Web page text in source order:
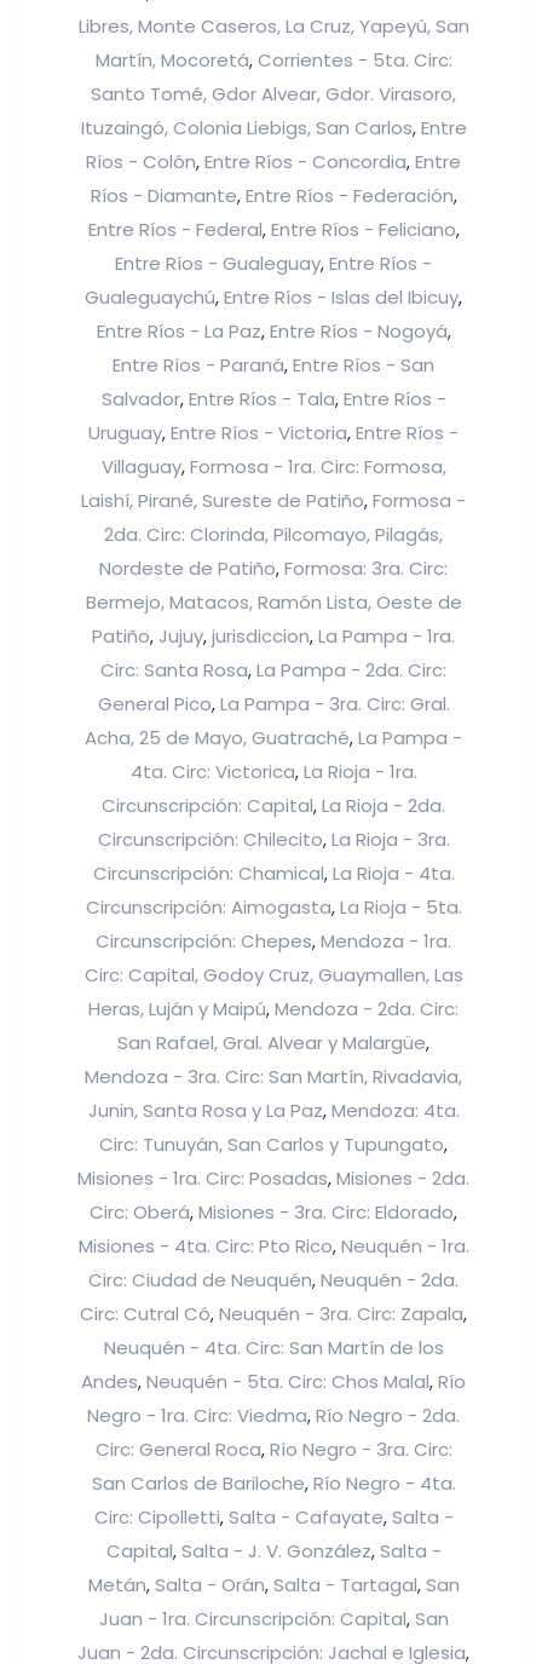
Libres, Monte Caseros, La Cruz, Yapeyú, San
Martín, Mocoretá, Corrientes - 5ta. Circ:
Santo Tomé, Gdor Alvear, Gdor. Virasoro,
Ituzaingó, Colonia Liebigs, San Carlos, Entre
Ríos - Colón, Entre Ríos - Concordia, Entre
Ríos - Diamante, Entre Ríos - Federación,
Entre Ríos - Federal, Entre Ríos - Feliciano,
Entre Ríos - Gualeguay, Entre Ríos -
Gualeguaychú, Entre Ríos - Islas del Ibicuy,
Entre Ríos - La Paz, Entre Ríos - Nogoyá,
Entre Ríos - Paraná, Entre Ríos - San
Salvador, Entre Ríos - Tala, Entre Ríos -
Uruguay, Entre Ríos - Victoria, Entre Ríos -
Villaguay, Formosa - 1ra. Circ: Formosa,
Laishí, Pirané, Sureste de Patiño, Formosa -
2da. Circ: Clorinda, Pilcomayo, Pilagás,
Nordeste de Patiño, Formosa: 3ra. Circ:
Bermejo, Matacos, Ramón Lista, Oeste de
Patiño, Jujuy, jurisdiccion, La Pampa - 1ra.
Circ: Santa Rosa, La Pampa - 2da. Circ:
General Pico, La Pampa - 3ra. Circ: Gral.
Acha, 25 de Mayo, Guatraché, La Pampa -
4ta. Circ: Victorica, La Rioja - 1ra.
Circunscripción: Capital, La Rioja - 2da.
Circunscripción: Chilecito, La Rioja - 3ra.
Circunscripción: Chamical, La Rioja - 4ta.
Circunscripción: Aimogasta, La Rioja - 5ta.
Circunscripción: Chepes, Mendoza - 1ra.
Circ: Capital, Godoy Cruz, Guaymallen, Las
Heras, Luján y Maipú, Mendoza - 2da. Circ:
San Rafael, Gral. Alvear y Malargüe,
Mendoza - 3ra. Circ: San Martín, Rivadavia,
Junin, Santa Rosa y La Paz, Mendoza: 4ta.
Circ: Tunuyán, San Carlos y Tupungato,
Misiones - 1ra. Circ: Posadas, Misiones - 2da.
Circ: Oberá, Misiones - 3ra. Circ: Eldorado,
Misiones - 4ta. Circ: Pto Rico, Neuquén - 1ra.
Circ: Ciudad de Neuquén, Neuquén - 2da.
Circ: Cutral Có, Neuquén - 3ra. Circ: Zapala,
Neuquén - 4ta. Circ: San Martín de los
Andes, Neuquén - 5ta. Circ: Chos Malal, Río
Negro - 1ra. Circ: Viedma, Río Negro - 2da.
Circ: General Roca, Río Negro - 3ra. Circ:
San Carlos de Bariloche, Río Negro - 4ta.
Circ: Cipolletti, Salta - Cafayate, Salta -
Capital, Salta - J. V. González, Salta -
Metán, Salta - Orán, Salta - Tartagal, San
Juan - 1ra. Circunscripción: Capital, San
Juan - 2da. Circunscripción: Jachal e Iglesia,